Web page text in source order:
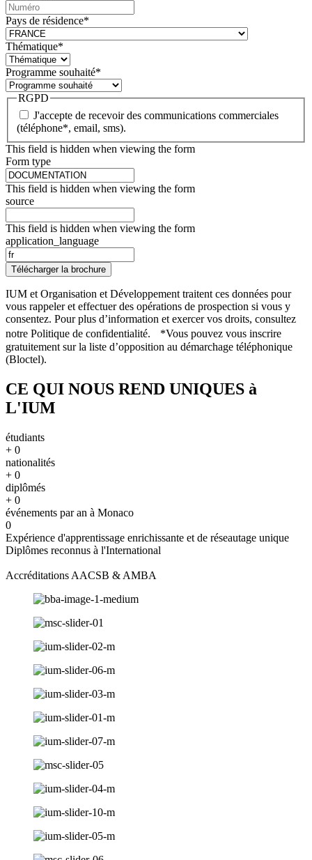
Pays de résidence*
Thématique*
Programme souhaité*
RGPD
J'accepte de recevoir des communications commerciales
(téléphone*, email, sms).
This field is hidden when viewing the form
Form type
This field is hidden when viewing the form
source
This field is hidden when viewing the form
application_language
Télécharger la brochure
IUM et Organisation et Développement traitent ces données pour
vous rappeler et effectuer des opérations de prospection si vous y
consentez. Pour plus d’information et exercer vos droits, consultez
notre Politique de confidentialité. *Vous pouvez vous inscrire
gratuitement sur la liste d’opposition au démarchage téléphonique
(Bloctel).
CE QUI NOUS REND UNIQUES à
L'IUM
étudiants
+ 0
nationalités
+ 0
diplômés
+ 0
événements par an à Monaco
0
Expérience d'apprentissage enrichissante et de réseautage unique
Diplômes reconnus à l'International
Accréditations AACSB & AMBA